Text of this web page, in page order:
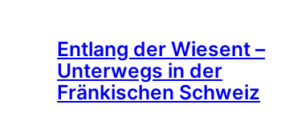
Entlang der Wiesent –
Unterwegs in der
Fränkischen Schweiz